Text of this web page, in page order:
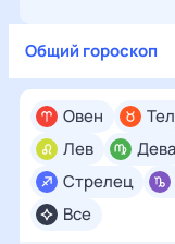
Общий гороскоп
Все
Овен
Лев
Дева
Стрелец